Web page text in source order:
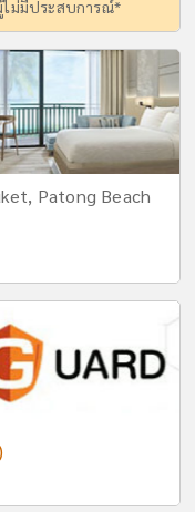
ม่มีประสบการณ์*
Patong Beach